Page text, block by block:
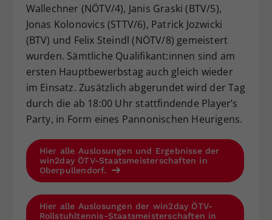
Wallechner (NÖTV/4), Janis Graski (BTV/5),
Jonas Kolonovics (STTV/6), Patrick Jozwicki
(BTV) und Felix Steindl (NÖTV/8) gemeistert
wurden. Sämtliche Qualifikant:innen sind am
ersten Hauptbewerbstag auch gleich wieder
im Einsatz. Zusätzlich abgerundet wird der Tag
durch die ab 18:00 Uhr stattfindende Player’s
Party, in Form eines Pannonischen Heurigens.
Hier alle Auslosungen und Ergebnisse der
win2day ÖTV-Staatsmeisterschaften in
Oberpullendorf.
Hier alle Auslosungen der win2day ÖTV-
Rollstuhltennis-Staatsmeisterschaften in